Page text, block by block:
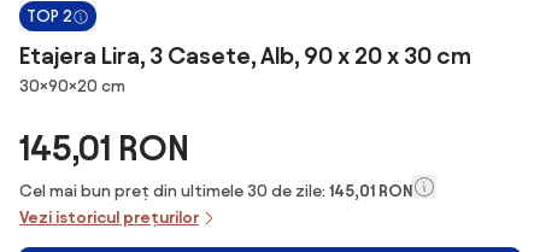
TOP 2
Etajera Lira, 3 Casete, Alb, 90 x 20 x 30 cm
Dimensiuni
30×90×20 cm
145,01 RON
Cel mai bun preț din ultimele 30 de zile: 145,01 RON
Vezi istoricul prețurilor